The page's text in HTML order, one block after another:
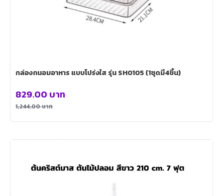
กล่องถนอมอาหาร แบบโปร่งใส รุ่น SH0105 (1ชุดมี4ชิ้น)
1,244.00บาท
829.00 บาท